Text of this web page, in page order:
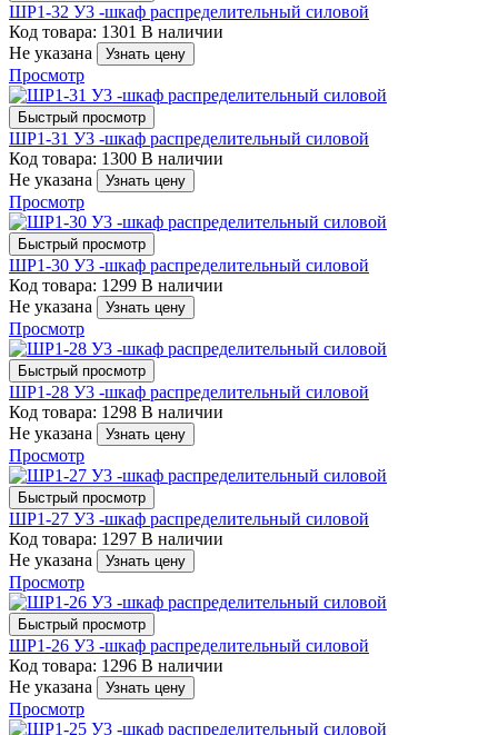
ШР1-32 У3 -шкаф распределительный силовой
Код товара: 1301 В наличии
Не указана
Узнать цену
Просмотр
Быстрый просмотр
ШР1-31 У3 -шкаф распределительный силовой
Код товара: 1300 В наличии
Не указана
Узнать цену
Просмотр
Быстрый просмотр
ШР1-30 У3 -шкаф распределительный силовой
Код товара: 1299 В наличии
Не указана
Узнать цену
Просмотр
Быстрый просмотр
ШР1-28 У3 -шкаф распределительный силовой
Код товара: 1298 В наличии
Не указана
Узнать цену
Просмотр
Быстрый просмотр
ШР1-27 У3 -шкаф распределительный силовой
Код товара: 1297 В наличии
Не указана
Узнать цену
Просмотр
Быстрый просмотр
ШР1-26 У3 -шкаф распределительный силовой
Код товара: 1296 В наличии
Не указана
Узнать цену
Просмотр